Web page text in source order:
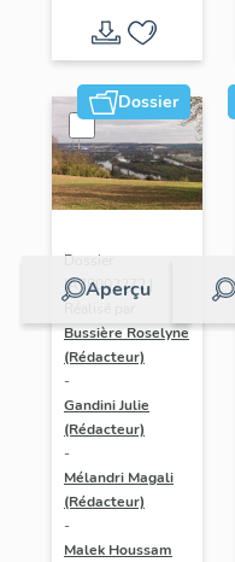
Dossier
Aperçu
Dossier
IA78002272 |
Bussière Roselyne
(Rédacteur)
-
Gandini Julie
(Rédacteur)
-
Mélandri Magali
(Rédacteur)
-
Malek Houssam